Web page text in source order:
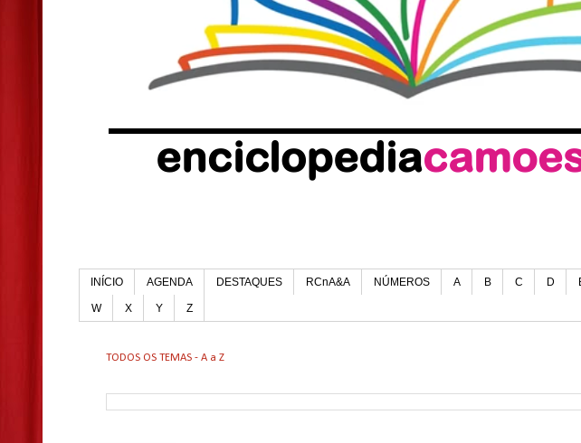
INÍCIO AGENDA DESTAQUES RCnA&A NÚMEROS A B C D
W X Y Z
TODOS OS TEMAS - A a Z